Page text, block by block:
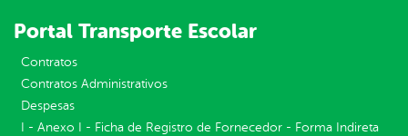
Portal Transporte Escolar
Contratos
Contratos Administrativos
Despesas
I - Anexo I - Ficha de Registro de Fornecedor - Forma Indireta